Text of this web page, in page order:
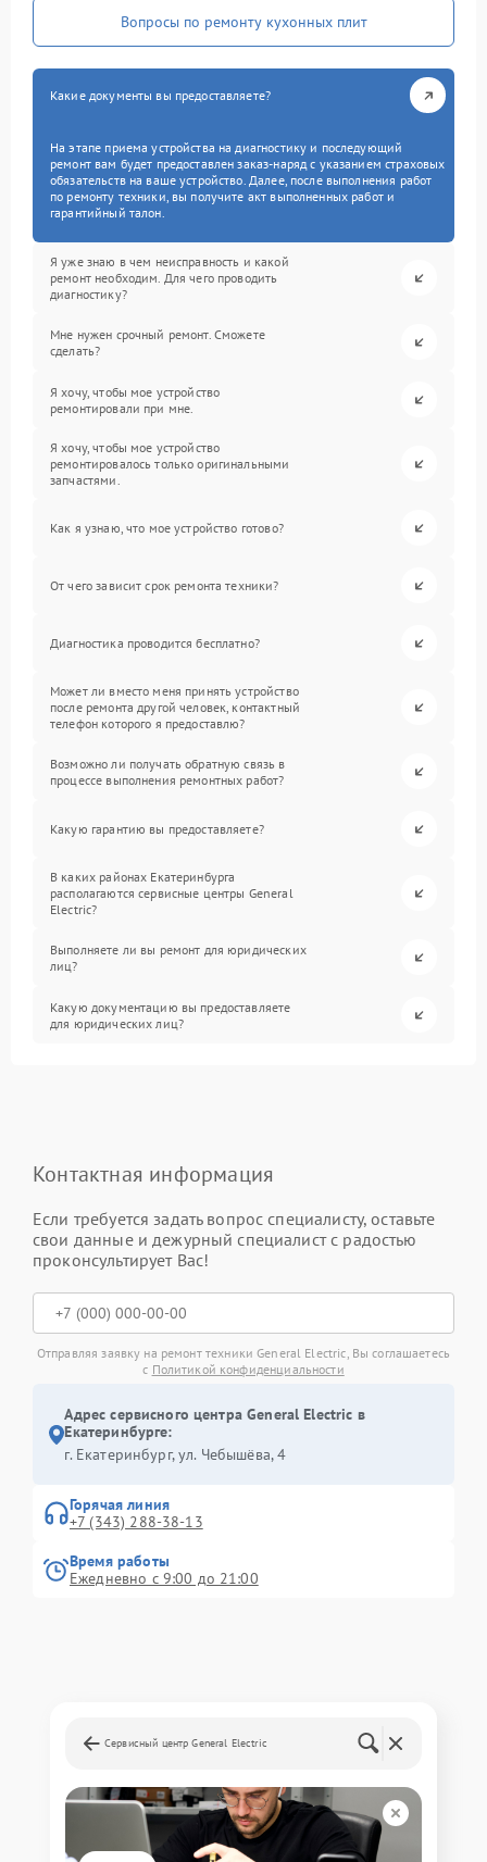
Вопросы по ремонту кухонных плит
Какие документы вы предоставляете?
На этапе приема устройства на диагностику и последующий
ремонт вам будет предоставлен заказ-наряд с указанием страховых
обязательств на ваше устройство. Далее, после выполнения работ
по ремонту техники, вы получите акт выполненных работ и
гарантийный талон.
Я уже знаю в чем неисправность и какой
ремонт необходим. Для чего проводить
диагностику?
Мне нужен срочный ремонт. Сможете
сделать?
Я хочу, чтобы мое устройство
ремонтировали при мне.
Я хочу, чтобы мое устройство
ремонтировалось только оригинальными
запчастями.
Как я узнаю, что мое устройство готово?
От чего зависит срок ремонта техники?
Диагностика проводится бесплатно?
Может ли вместо меня принять устройство
после ремонта другой человек, контактный
телефон которого я предоставлю?
Возможно ли получать обратную связь в
процессе выполнения ремонтных работ?
Какую гарантию вы предоставляете?
В каких районах Екатеринбурга
располагаются сервисные центры General
Electric?
Выполняете ли вы ремонт для юридических
лиц?
Какую документацию вы предоставляете
для юридических лиц?
Контактная информация
Если требуется задать вопрос специалисту, оставьте
свои данные и дежурный специалист с радостью
проконсультирует Вас!
Отправляя заявку на ремонт техники General Electric, Вы соглашаетесь
с Политикой конфиденциальности
Адрес сервисного центра General Electric в
Екатеринбурге:
г. Екатеринбург, ул. Чебышёва, 4
Горячая линия
+7 (343) 288-38-13
Время работы
Ежедневно с 9:00 до 21:00
Сервисный центр General Electric